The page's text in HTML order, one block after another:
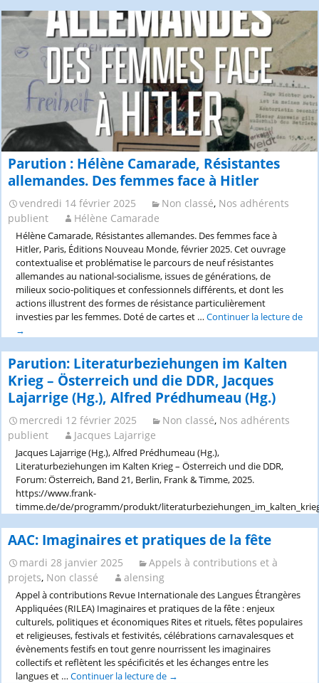
–
09H30
>
18H
“Lexiques”
–
ATILF,
Nancy
–
16-
18
décembre
2026:
AAC
Parution : Hélène Camarade, Résistantes
allemandes. Des femmes face à Hitler
vendredi 14 février 2025 Non classé, Nos adhérents
publient
Hélène Camarade
Hélène Camarade, Résistantes allemandes. Des femmes face à
Hitler, Paris, Éditions Nouveau Monde, février 2025. Cet ouvrage
contextualise et problématise le parcours de neuf résistantes
allemandes au national-socialisme, issues de générations, de
milieux socio-politiques et confessionnels différents, et dont les
actions illustrent des formes de résistance particulièrement
investies par les femmes. Doté de cartes et …Continuer la lecture de
Parution
Hélène
Camarade,
Résistantes
allemandes.
femmes
face
à
Hitler
→
Parution: Literaturbeziehungen im Kalten
Krieg – Österreich und die DDR, Jacques
Lajarrige (Hg.), Alfred Prédhumeau (Hg.)
mercredi 12 février 2025 Non classé, Nos adhérents
publient
Jacques Lajarrige
Jacques Lajarrige (Hg.), Alfred Prédhumeau (Hg.),
Literaturbeziehungen im Kalten Krieg – Österreich und die DDR,
Forum: Österreich, Band 21, Berlin, Frank & Timme, 2025.
https://www.frank-
timme.de/de/programm/produkt/
AAC: Imaginaires et pratiques de la fête
mardi 28 janvier 2025
Appels à contributions et à
projets, Non classé alensing
Appel à contributions Revue Internationale des Langues Étrangères
Appliquées (RILEA) Imaginaires et pratiques de la fête : enjeux
culturels, politiques et économiques Rites et rituels, fêtes populaires
et religieuses, festivals et festivités, célébrations carnavalesques et
évènements festifs en tout genre nourrissent les imaginaires
collectifs et reflètent les spécificités et les échanges entre les
langues et …Continuer la lecture de AAC:
→